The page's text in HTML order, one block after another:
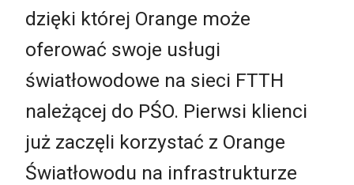
dzięki której Orange może
oferować swoje usługi
światłowodowe na sieci FTTH
należącej do PŚO. Pierwsi klienci
już zaczęli korzystać z Orange
Światłowodu na infrastrukturze